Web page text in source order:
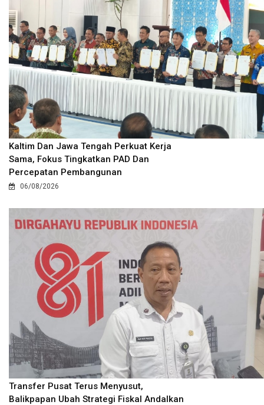
Kaltim Dan Jawa Tengah Perkuat Kerja
Sama, Fokus Tingkatkan PAD Dan
Percepatan Pembangunan
06/08/2026
Transfer Pusat Terus Menyusut,
Balikpapan Ubah Strategi Fiskal Andalkan